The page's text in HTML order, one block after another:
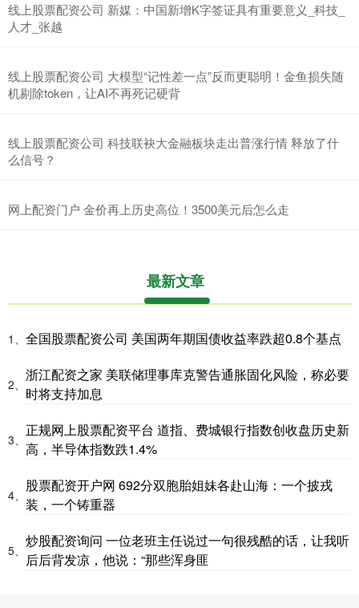
线上股票配资公司 新媒：中国新增K字签证具有重要意义_科技_
人才_张越
线上股票配资公司 大模型“记性差一点”反而更聪明！金鱼损失随
机剔除token，让AI不再死记硬背
线上股票配资公司 科技联袂大金融板块走出普涨行情 释放了什
么信号？
网上配资门户 金价再上历史高位！3500美元后怎么走
最新文章
1、 全国股票配资公司 美国两年期国债收益率跌超0.8个基点
2、
浙江配资之家 美联储理事库克警告通胀固化风险，称必要
时将支持加息
3、
正规网上股票配资平台 道指、费城银行指数创收盘历史新
高，半导体指数跌1.4%
4、
股票配资开户网 692分双胞胎姐妹各赴山海：一个披戎
装，一个铸重器
5、
炒股配资询问 一位老班主任说过一句很残酷的话，让我听
后后背发凉，他说：“那些浑身匪